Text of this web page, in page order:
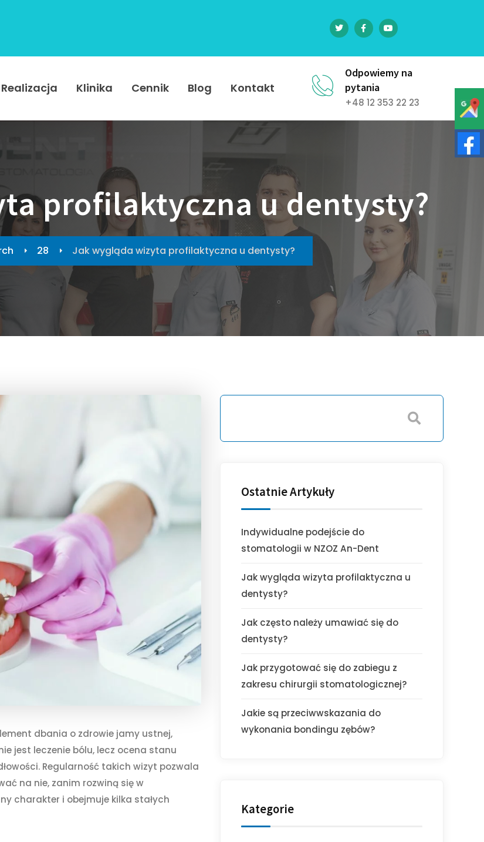
Realizacja Klinika Cennik Blog Kontakt
Odpowiemy na
pytania
+48 12 353 22 23
profilaktyczna u dentysty?
28 Jak wygląda wizyta profilaktyczna u dentysty?
dbania o zdrowie jamy ustnej,
jest leczenie bólu, lecz ocena stanu
Regularność takich wizyt pozwala
na nie, zanim rozwiną się w
charakter i obejmuje kilka stałych
Ostatnie Artykuły
Indywidualne podejście do
stomatologii w NZOZ An-Dent
Jak wygląda wizyta profilaktyczna u
dentysty?
Jak często należy umawiać się do
dentysty?
Jak przygotować się do zabiegu z
zakresu chirurgii stomatologicznej?
Jakie są przeciwwskazania do
wykonania bondingu zębów?
Kategorie